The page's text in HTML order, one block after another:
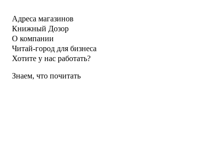
Адреса магазинов
Книжный Дозор
О компании
Читай-город для бизнеса
Хотите у нас работать?
Знаем, что почитать